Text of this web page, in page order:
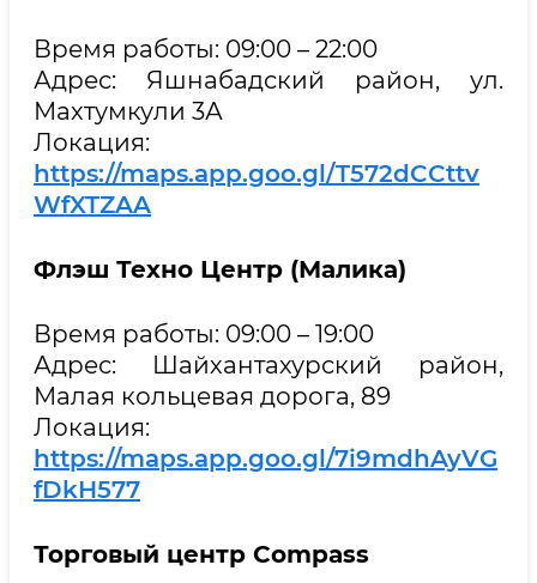
Время работы: 09:00 – 22:00
Адрес: Яшнабадский район, ул.
Махтумкули 3А
Локация:
https://maps.app.goo.gl/T572dCCttv
WfXTZAA
Флэш Техно Центр (Малика)
Время работы: 09:00 – 19:00
Адрес: Шайхантахурский район,
Малая кольцевая дорога, 89
Локация:
https://maps.app.goo.gl/7i9mdhAyVG
fDkH577
Торговый центр Compass